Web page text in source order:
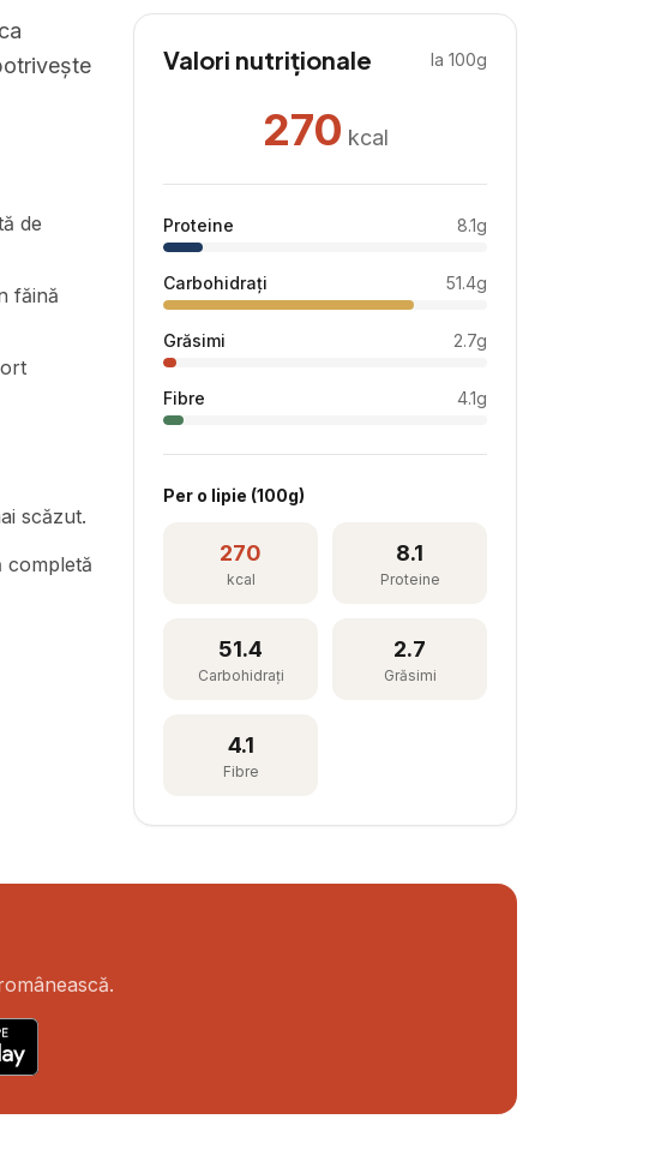
de
făină
scăzut.
completă
Valori nutriționale la 100g
270 kcal
Proteine 8.1g
Carbohidrați 51.4g
Grăsimi 2.7g
Fibre 4.1g
Per o lipie (100g)
270
kcal
8.1
Proteine
51.4
Carbohidrați
2.7
Grăsimi
4.1
Fibre